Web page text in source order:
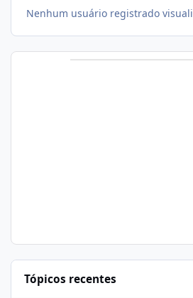
Nenhum usuário registrado
Tópicos recentes